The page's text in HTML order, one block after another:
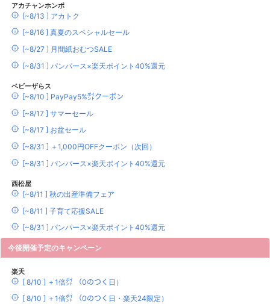
アカチャンホンポ
[~8/13 ] アカトク
[~8/16 ] 真夏のスペシャルセール
[~8/27 ] 月間紙おむつSALE
[~8/31 ] パンパース×楽天ポイント40%還元
ベビーザらス
[~8/10 ] PayPay5%㌽クーポン
[~8/17 ] サマーセール
[~8/17 ] お盆セール
[~8/31 ] ＋1,000円OFFクーポン（次回）
[~8/31 ] パンパース×楽天ポイント40%還元
西松屋
[~8/11 ] 秋の出産準備フェア
[~8/11 ] 子育て応援SALE
[~8/31 ] パンパース×楽天ポイント40%還元
今後開催予定のキャンペーン
楽天
[ 8/10 ] ＋1倍㌽ （0のつく日）
[ 8/10 ] ＋1倍㌽ （0のつく日・楽天24限定）